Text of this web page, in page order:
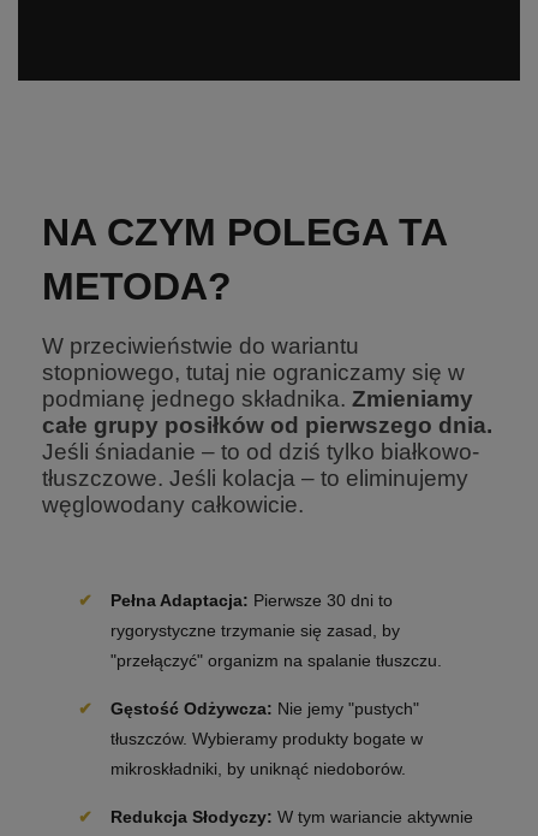
NA CZYM POLEGA TA
METODA?
W przeciwieństwie do wariantu
stopniowego, tutaj nie ograniczamy się w
podmianę jednego składnika. Zmieniamy
całe grupy posiłków od pierwszego dnia.
Jeśli śniadanie – to od dziś tylko białkowo-
tłuszczowe. Jeśli kolacja – to eliminujemy
węglowodany całkowicie.
Pełna Adaptacja: Pierwsze 30 dni to
rygorystyczne trzymanie się zasad, by
"przełączyć" organizm na spalanie tłuszczu.
Gęstość Odżywcza: Nie jemy "pustych"
tłuszczów. Wybieramy produkty bogate w
mikroskładniki, by uniknąć niedoborów.
Redukcja Słodyczy: W tym wariancie aktywnie